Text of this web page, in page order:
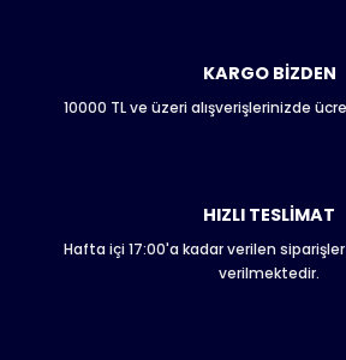
Ürün fiyatı diğer sitelerden daha
Bu ürüne benzer farklı alternatifler
Gönder
KARGO BİZDEN
10000 TL ve üzeri alışverişlerinizde
HIZLI TESLİMAT
Hafta içi 17:00'a kadar verilen
verilmektedir.